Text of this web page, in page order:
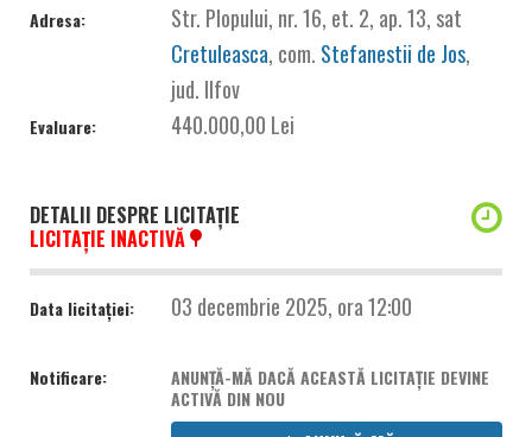
Adresa:
Str. Plopului, nr. 16, et. 2, ap. 13, sat
Cretuleasca, com. Stefanestii de Jos,
jud. Ilfov
Evaluare: 440.000,00 Lei
DETALII DESPRE LICITAȚIE
LICITAȚIE INACTIVĂ
Data licitației: 03 decembrie 2025, ora 12:00
Notificare:
ANUNȚĂ-MĂ DACĂ ACEASTĂ LICITAȚIE DEVINE
ACTIVĂ DIN NOU